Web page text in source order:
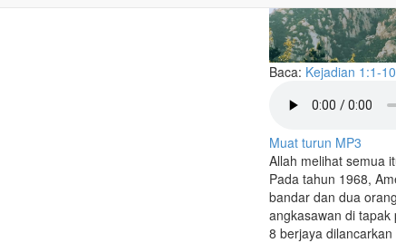
Baca: Kejadian 1:1-10
Muat turun MP3
Allah melihat semua
Pada tahun 1968,
bandar dan dua
angkasawan di
8 berjaya